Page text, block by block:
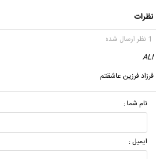
نظرات
1 نظر ارسال شده
ALI
فرزاد فرزین عاشقتم
نام شما :
ایمیل :